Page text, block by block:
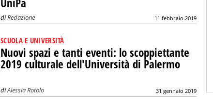
UniPa
diRedazione 11 febbraio 2019
SCUOLA E UNIVERSITÀ
Nuovi spazi e tanti eventi: lo scoppiettante
2019 culturale dell'Università di Palermo
diAlessia Rotolo 31 gennaio 2019